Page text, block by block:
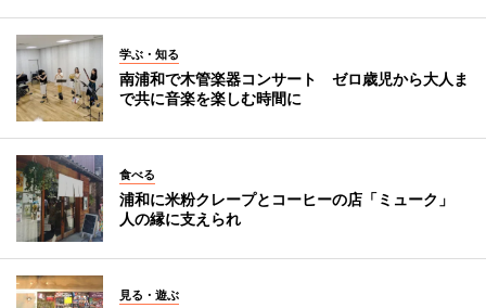
学ぶ・知る
南浦和で木管楽器コンサート ゼロ歳児から大人ま
で共に音楽を楽しむ時間に
食べる
浦和に米粉クレープとコーヒーの店「ミューク」
人の縁に支えられ
見る・遊ぶ